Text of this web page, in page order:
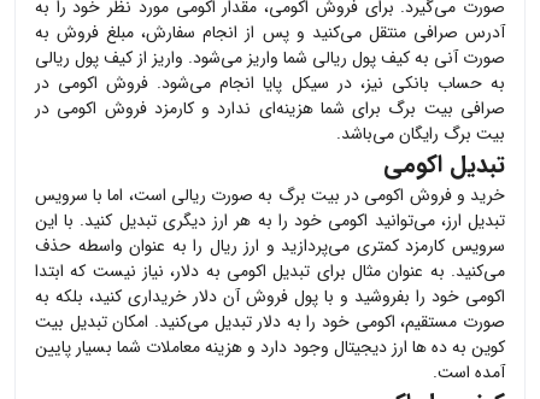
صورت می‌گیرد. برای فروش اکومی، مقدار اکومی مورد نظر خود را به
آدرس صرافی منتقل می‌کنید و پس از انجام سفارش، مبلغ فروش به
صورت آنی به کیف پول ریالی شما واریز می‌شود. واریز از کیف پول ریالی
به حساب بانکی نیز، در سیکل پایا انجام می‌شود. فروش اکومی در
صرافی بیت برگ برای شما هزینه‌ای ندارد و کارمزد فروش اکومی در
بیت برگ رایگان می‌باشد.
تبدیل اکومی
خرید و فروش اکومی در بیت برگ به صورت ریالی است، اما با سرویس
تبدیل ارز، می‌توانید اکومی خود را به هر ارز دیگری تبدیل کنید. با این
سرویس کارمزد کمتری می‌پردازید و ارز ریال را به عنوان واسطه حذف
می‌کنید. به عنوان مثال برای تبدیل اکومی به دلار، نیاز نیست که ابتدا
اکومی خود را بفروشید و با پول فروش آن دلار خریداری کنید، بلکه به
صورت مستقیم، اکومی خود را به دلار تبدیل می‌کنید. امکان تبدیل بیت
کوین به ده ها ارز دیجیتال وجود دارد و هزینه معاملات شما بسیار پایین
آمده است.